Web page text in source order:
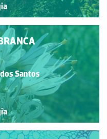
Santos